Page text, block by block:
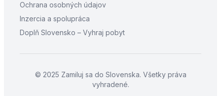
Ochrana osobných údajov
Inzercia a spolupráca
Doplň Slovensko – Vyhraj pobyt
© 2025 Zamiluj sa do Slovenska. Všetky práva
vyhradené.